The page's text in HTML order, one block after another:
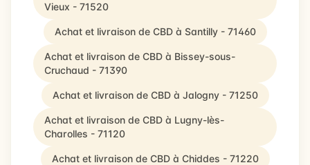
Vieux - 71520
Achat et livraison de CBD à Santilly - 71460
Achat et livraison de CBD à Bissey-sous-
Cruchaud - 71390
Achat et livraison de CBD à Jalogny - 71250
Achat et livraison de CBD à Lugny-lès-
Charolles - 71120
Achat et livraison de CBD à Chiddes - 71220